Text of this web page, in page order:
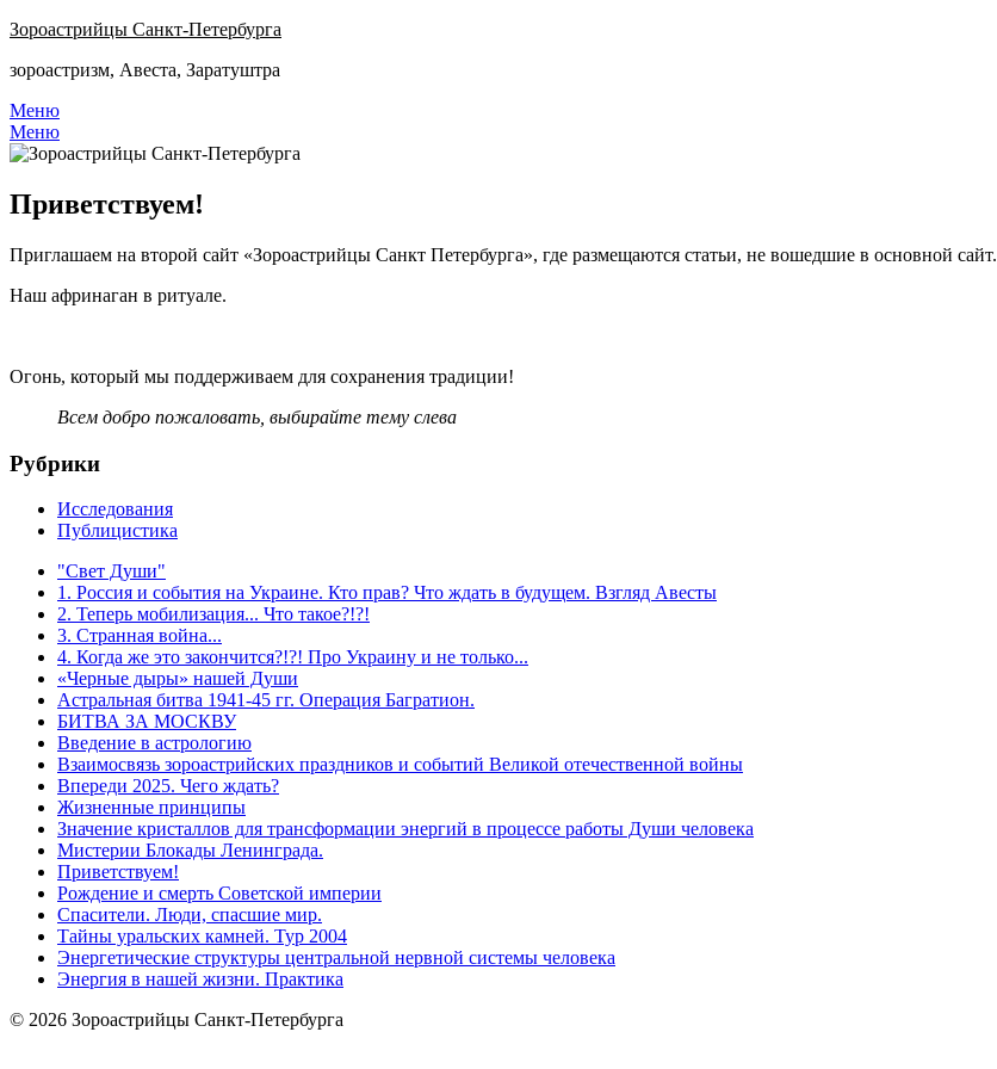
Перейти
содержимому
Зороастрийцы Санкт-Петербурга
зороастризм, Авеста, Заратуштра
Меню
Меню
Приветствуем!
Приглашаем на второй сайт «Зороастрийцы Санкт Петербурга», где размещаются статьи, не вошедшие в основной сайт.
Наш афринаган в ритуале.
Огонь, который мы поддерживаем для сохранения традиции!
Всем добро пожаловать, выбирайте тему слева
Рубрики
Исследования
Публицистика
"Свет Души"
1. Россия и события на Украине. Кто прав? Что ждать в будущем. Взгляд Авесты
2. Теперь мобилизация... Что такое?!?!
3. Странная война...
4. Когда же это закончится?!?! Про Украину и не только...
«Черные дыры» нашей Души
Астральная битва 1941-45 гг. Операция Багратион.
БИТВА ЗА МОСКВУ
Введение в астрологию
Взаимосвязь зороастрийских праздников и событий Великой отечественной войны
Впереди 2025. Чего ждать?
Жизненные принципы
Значение кристаллов для трансформации энергий в процессе работы Души человека
Мистерии Блокады Ленинграда.
Приветствуем!
Рождение и смерть Советской империи
Спасители. Люди, спасшие мир.
Тайны уральских камней. Тур 2004
Энергетические структуры центральной нервной системы человека
Энергия в нашей жизни. Практика
© 2026 Зороастрийцы Санкт-Петербурга